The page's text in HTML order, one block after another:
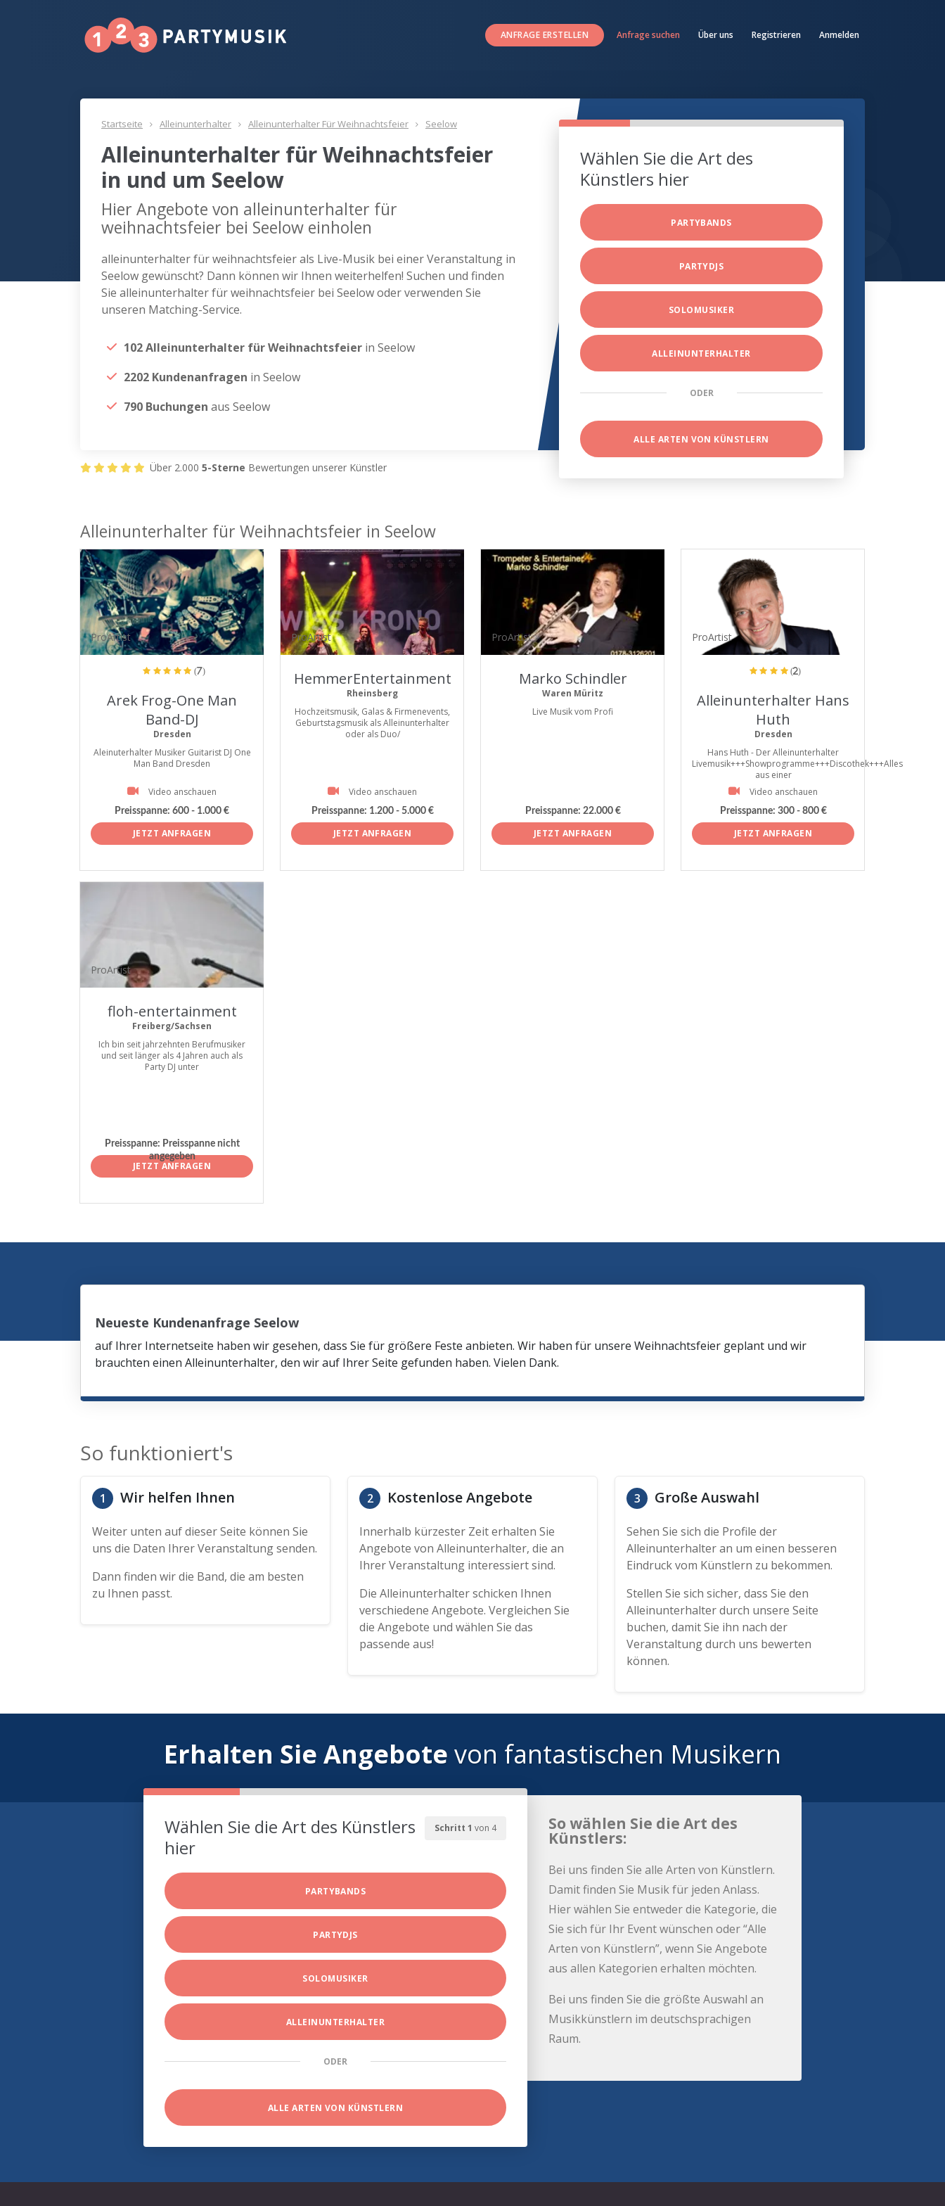
ANFRAGE ERSTELLEN Anfrage suchen Über uns Registrieren Anmelden
Startseite Alleinunterhalter Alleinunterhalter Für Weihnachtsfeier Seelow
Alleinunterhalter für Weihnachtsfeier
in und um Seelow
Hier Angebote von alleinunterhalter für
weihnachtsfeier bei Seelow einholen
alleinunterhalter für weihnachtsfeier als Live-Musik bei einer Veranstaltung in
Seelow gewünscht? Dann können wir Ihnen weiterhelfen! Suchen und finden
Sie alleinunterhalter für weihnachtsfeier bei Seelow oder verwenden Sie
unseren Matching-Service.
102 Alleinunterhalter für Weihnachtsfeier in Seelow
2202 Kundenanfragen in Seelow
790 Buchungen aus Seelow
Wählen Sie die Art des
Künstlers hier
PARTYBANDS
PARTYDJS
SOLOMUSIKER
ALLEINUNTERHALTER
ODER
ALLE ARTEN VON KÜNSTLERN
Über 2.000 5-Sterne Bewertungen unserer Künstler
Alleinunterhalter für Weihnachtsfeier in Seelow
ProArtist
(7)
Arek Frog-One Man
Band-DJ
Dresden
Aleinuterhalter Musiker Guitarist DJ One
Man Band Dresden
Video anschauen
Preisspanne: 600 - 1.000 €
JETZT ANFRAGEN
ProArtist
HemmerEntertainment
Rheinsberg
Hochzeitsmusik, Galas & Firmenevents,
Geburtstagsmusik als Alleinunterhalter
oder als Duo/
Video anschauen
Preisspanne: 1.200 - 5.000 €
JETZT ANFRAGEN
ProArtist
Marko Schindler
Waren Müritz
Live Musik vom Profi
Preisspanne: 22.000 €
JETZT ANFRAGEN
ProArtist
(2)
Alleinunterhalter Hans
Huth
Dresden
Hans Huth - Der Alleinunterhalter
Livemusik+++Showprogramme+++Discothek+++Alles
aus einer
Video anschauen
Preisspanne: 300 - 800 €
JETZT ANFRAGEN
ProArtist
floh-entertainment
Freiberg/Sachsen
Ich bin seit jahrzehnten Berufmusiker
und seit länger als 4 Jahren auch als
Party DJ unter
Preisspanne: Preisspanne nicht
angegeben
JETZT ANFRAGEN
Neueste Kundenanfrage Seelow
auf Ihrer Internetseite haben wir gesehen, dass Sie für größere Feste anbieten. Wir haben für unsere Weihnachtsfeier geplant und wir
brauchten einen Alleinunterhalter, den wir auf Ihrer Seite gefunden haben. Vielen Dank.
So funktioniert's
1 Wir helfen Ihnen
Weiter unten auf dieser Seite können Sie
uns die Daten Ihrer Veranstaltung senden.
Dann finden wir die Band, die am besten
zu Ihnen passt.
2 Kostenlose Angebote
Innerhalb kürzester Zeit erhalten Sie
Angebote von Alleinunterhalter, die an
Ihrer Veranstaltung interessiert sind.
Die Alleinunterhalter schicken Ihnen
verschiedene Angebote. Vergleichen Sie
die Angebote und wählen Sie das
passende aus!
3 Große Auswahl
Sehen Sie sich die Profile der
Alleinunterhalter an um einen besseren
Eindruck vom Künstlern zu bekommen.
Stellen Sie sich sicher, dass Sie den
Alleinunterhalter durch unsere Seite
buchen, damit Sie ihn nach der
Veranstaltung durch uns bewerten
können.
Erhalten Sie Angebote von fantastischen Musikern
Schritt 1 von 4
Wählen Sie die Art des Künstlers
hier
PARTYBANDS
PARTYDJS
SOLOMUSIKER
ALLEINUNTERHALTER
ODER
ALLE ARTEN VON KÜNSTLERN
So wählen Sie die Art des
Künstlers:
Bei uns finden Sie alle Arten von Künstlern.
Damit finden Sie Musik für jeden Anlass.
Hier wählen Sie entweder die Kategorie, die
Sie sich für Ihr Event wünschen oder “Alle
Arten von Künstlern”, wenn Sie Angebote
aus allen Kategorien erhalten möchten.
Bei uns finden Sie die größte Auswahl an
Musikkünstlern im deutschsprachigen
Raum.